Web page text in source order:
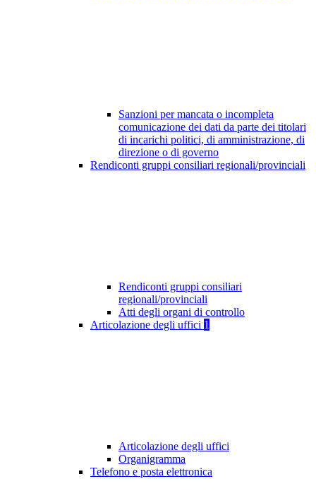
Sanzioni per mancata o incompleta
comunicazione dei dati da parte dei titolari
di incarichi politici, di amministrazione, di
direzione o di governo
Rendiconti gruppi consiliari regionali/provinciali
Rendiconti gruppi consiliari
regionali/provinciali
Atti degli organi di controllo
Articolazione degli uffici 1
Articolazione degli uffici
Organigramma
Telefono e posta elettronica